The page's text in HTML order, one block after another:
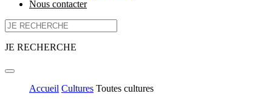
Nous contacter
JE RECHERCHE
Accueil Cultures Toutes cultures